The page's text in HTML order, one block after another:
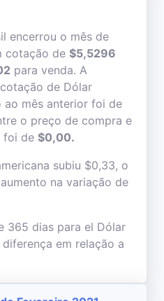
encerrou o mês de
cotação de $5,5296
para venda. A
de Dólar
ao mês anterior foi de
o preço de compra e
foi de $0,00.
subiu $0,33, o
na variação de
365 dias para el Dólar
diferença em relação a